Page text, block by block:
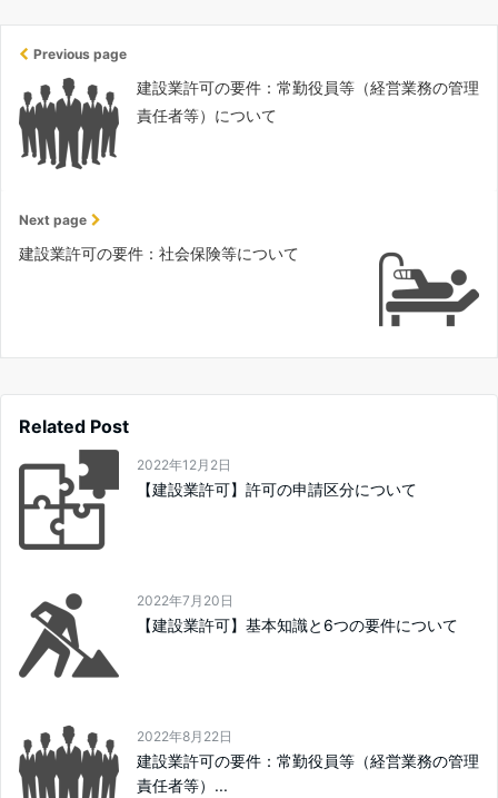
Previous page
建設業許可の要件：常勤役員等（経営業務の管理
責任者等）について
Next page
建設業許可の要件：社会保険等について
Related Post
2022年12月2日
【建設業許可】許可の申請区分について
2022年7月20日
【建設業許可】基本知識と6つの要件について
2022年8月22日
建設業許可の要件：常勤役員等（経営業務の管理
責任者等）...